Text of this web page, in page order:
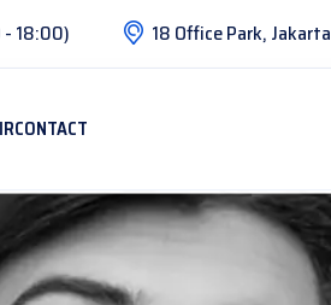
18:00) 18 Office Park, Jakarta
CONTACT